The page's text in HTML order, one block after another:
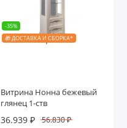
-35%
🎁 ДОСТАВКА И СБОРКА*
Витрина Нонна бежевый
глянец 1-ств
36.939 ₽ 56.830 ₽